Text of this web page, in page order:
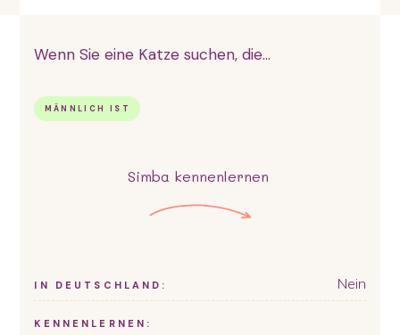
Wenn Sie eine Katze suchen, die...
MÄNNLICH IST
Simba kennenlernen
IN DEUTSCHLAND: Nein
KENNENLERNEN: